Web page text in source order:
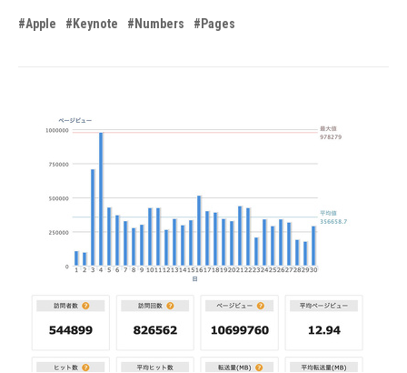
#Apple #Keynote #Numbers #Pages